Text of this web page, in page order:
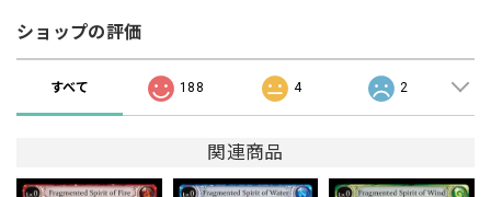
ショップの評価
すべて 188 4 2
関連商品